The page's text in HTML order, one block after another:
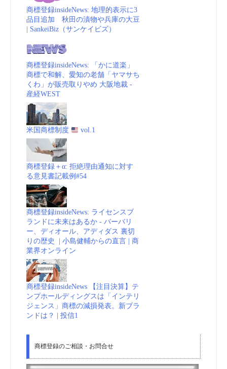
商標登録insideNews: 地理的表示に3
品目追加 秋田の漬物や兵庫の大豆
| SankeiBiz（サンケイビズ）
商標登録insideNews: 「かに道楽」
商標で和解、愛知の老舗「ヤマサち
くわ」が販売取りやめ 大阪地裁 -
産経WEST
米国商標制度 vol.1
商標登録＋α: 拒絶理由通知に対す
る意見書記載例#54
商標登録insideNews: ライセンスブ
ランドに未来はあるか - バーバリ
ー、ディオール、アディダス 裏切
りの歴史 | 小島健輔からの直言 | 商
業界オンライン
商標登録insideNews 【注目決算】テ
ンプホールディングスは「インテリ
ジェンス」商標の減損発表。新ブラ
ンドは？ | 投信1
商標登録のご相談・お問合せ